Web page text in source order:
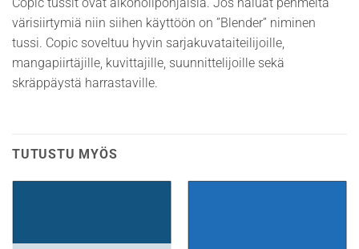
värisiirtymiä niin siihen käyttöön on ”Blender” niminen
tussi. Copic soveltuu hyvin sarjakuvataiteilijoille,
mangapiirtäjille, kuvittajille, suunnittelijoille sekä
skräppäystä harrastaville.
TUTUSTU MYÖS